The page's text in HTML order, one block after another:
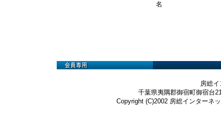
名
房総
千葉県夷隅郡御宿町御宿台
Copyright (C)2002 房総インターネ